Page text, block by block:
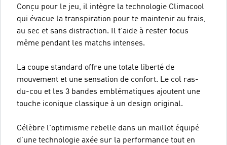
Conçu pour le jeu, il intègre la technologie Climacool
qui évacue la transpiration pour te maintenir au frais,
au sec et sans distraction. Il t’aide à rester focus
même pendant les matchs intenses.
La coupe standard offre une totale liberté de
mouvement et une sensation de confort. Le col ras-
du-cou et les 3 bandes emblématiques ajoutent une
touche iconique classique à un design original.
Célèbre l'optimisme rebelle dans un maillot équipé
d’une technologie axée sur la performance tout en